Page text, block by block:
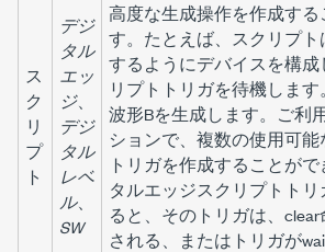
ス
ク
リ
プ
ト
デジ
タル
エッ
ジ、
デジ
タル
レベ
ル、
SW
高度な生成操作を作成する
す。たとえば、スクリプ
するようにデバイスを構成
リプトトリガを待機します
波形Bを生成します。ご利
ションで、複数の使用可能
トリガを作成することが
タルエッジスクリプトト
ると、そのトリガは、
される、またはトリガが